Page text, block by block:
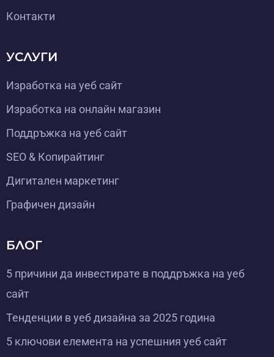
Контакти
УСЛУГИ
Изработка на уеб сайт
Изработка на онлайн магазин
Поддръжка на уеб сайт
SEO & Копирайтинг
Дигитален маркетинг
Графичен дизайн
БЛОГ
5 причини да инвестирате в поддръжка на уеб
сайт
Тенденции в уеб дизайна за 2025 година
5 ключови елемента на успешния уеб сайт